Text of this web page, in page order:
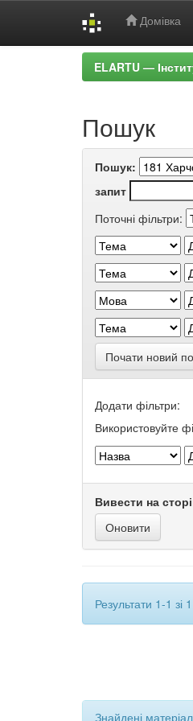
Домівка
ELARTU —
Пошук
Пошук:
запит
Поточні фільтри:
Почати новий
Додати фільтри:
Використовуйте
Вивести на
Результати 1-1
Знайдені